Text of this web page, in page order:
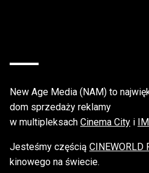
New Age Media (NAM) to
dom sprzedaży reklamy
w multipleksach Cinema City i
Jesteśmy częścią CINEWORLD
kinowego na świecie.